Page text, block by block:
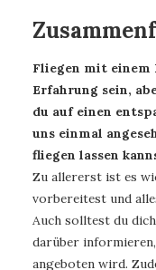
Fliegen mit einem
Erfahrung sein,
du auf einen
uns einmal
fliegen lassen
Zu allererst ist es
vorbereitest und
Auch solltest du
darüber
angeboten wird.